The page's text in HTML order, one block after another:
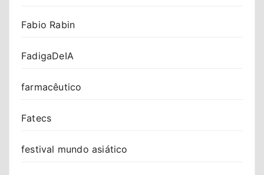
Fabio Rabin
FadigaDeIA
farmacêutico
Fatecs
festival mundo asiático